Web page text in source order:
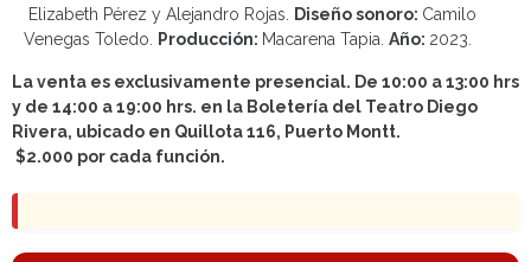
Elizabeth Pérez y Alejandro Rojas.
Diseño sonoro: Camilo
Venegas Toledo.
Producción: Macarena Tapia. Año: 2023.
La venta es exclusivamente presencial. De 10:00 a 13:00 hrs
y de 14:00 a 19:00 hrs. en la Boletería del Teatro Diego
Rivera, ubicado en Quillota 116, Puerto Montt.
$2.000 por cada función.